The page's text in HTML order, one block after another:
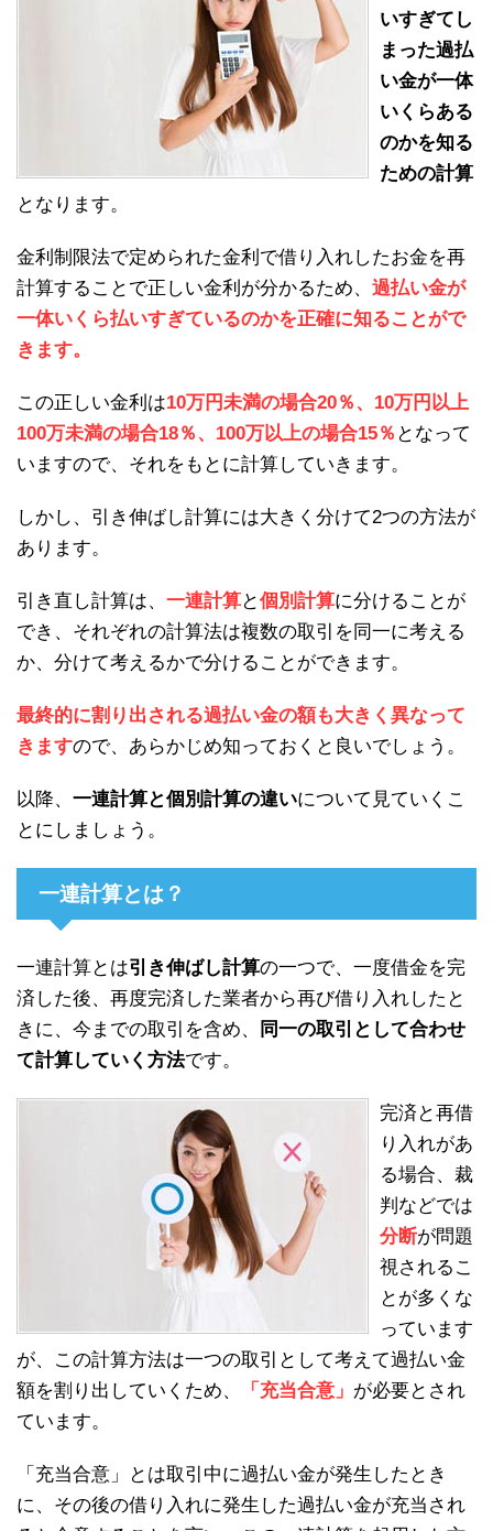
いすぎてし
まった過払
い金が一体
いくらある
のかを知る
ための計算
となります。
金利制限法で定められた金利で借り入れしたお金を再
計算することで正しい金利が分かるため、 過払い金が
一体いくら払いすぎているのかを正確に知ることがで
きます。
この正しい金利は10万円未満の場合20％、10万円以上
100万未満の場合18％、100万以上の場合15％ となって
いますので、それをもとに計算していきます。
しかし、引き伸ばし計算には大きく分けて2つの方法が
あります。
引き直し計算は、 一連計算と個別計算に分けることが
でき、それぞれの計算法は複数の取引を同一に考える
か、分けて考えるかで分けることができます。
最終的に割り出される過払い金の額も大きく異なって
きますので、あらかじめ知っておくと良いでしょう。
以降、 一連計算と個別計算の違いについて見ていくこ
とにしましょう。
一連計算とは？
一連計算とは引き伸ばし計算の一つで、一度借金を完
済した後、再度完済した業者から再び借り入れしたと
きに、今までの取引を含め、
同一の取引として合わせ
て計算していく方法です。
完済と再借
り入れがあ
る場合、裁
判などでは
分断が問題
視されるこ
とが多くな
っています
が、この計算方法は一つの取引として考えて過払い金
額を割り出していくため、
「充当合意」 が必要とされ
ています。
「充当合意」とは取引中に過払い金が発生したとき
に、その後の借り入れに発生した過払い金が充当され